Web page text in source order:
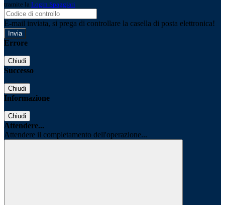
tramite la Login Spaggiari
E-mail inviata, si prega di controllare la casella di posta elettronica!
Errore
Chiudi
Successo
Chiudi
Informazione
Chiudi
Attendere...
Attendere il completamento dell'operazione...